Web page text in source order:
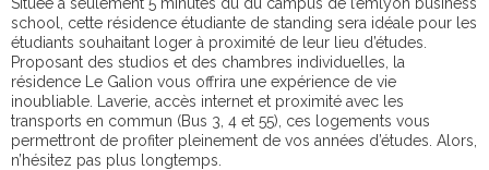
school, cette résidence étudiante de standing sera idéale pour les
étudiants souhaitant loger à proximité de leur lieu d’études.
Proposant des studios et des chambres individuelles, la
résidence Le Galion vous offrira une expérience de vie
inoubliable. Laverie, accès internet et proximité avec les
transports en commun (Bus 3, 4 et 55), ces logements vous
permettront de profiter pleinement de vos années d’études. Alors,
n’hésitez pas plus longtemps.